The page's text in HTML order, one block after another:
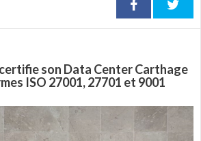
son Data Center Carthage
ISO 27001, 27701 et 9001